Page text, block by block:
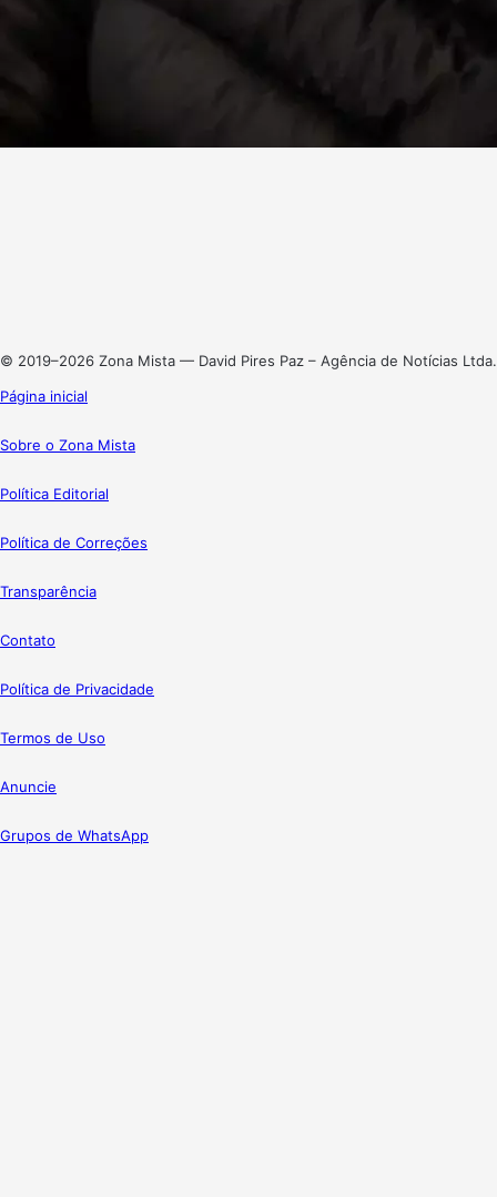
© 2019–2026 Zona Mista — David Pires Paz – Agência de Notícias Ltda.
Página inicial
Sobre o Zona Mista
Política Editorial
Política de Correções
Transparência
Contato
Política de Privacidade
Termos de Uso
Anuncie
Grupos de WhatsApp